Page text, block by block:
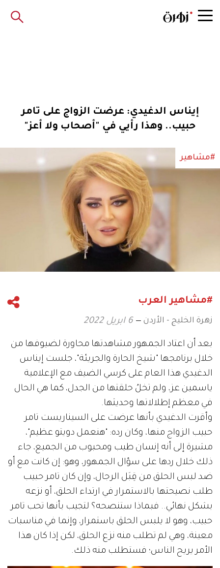
إيناس الدغيدي: عرضت الزواج على تامر
حبيب.. وهذا رأيي في "أصحاب ولا أعز"
#مشاهير
#مشاهير العرب
زهرة الخليج - الأردن 6 ابريل 2022
بعد أن اعتاد الجمهور مشاهدتها محاورة لضيوفها من
خلال برنامجها "شيخ الحارة والجريئة"، جلست إيناس
الدغيدي هذا العام على كرسي الضيف مع الإعلامية
ياسمين عز، ولم تخلُ حلقتها من الجدل، كما هي الحال
في معظم إطلالاتها وحديثها.
وأقرت الدغيدي بأنها عرضت على السيناريست تامر
حبيب الزواج منها، وكان رده: "هنعمل دويتو عظيم"،
مشيرة إلى أنه إنسان طيب ومحبوب من الجميع، جاء
ذلك خلال ردها على سؤال الجمهور، وهو: إن كانت مع أو
ضد لبس الحلق من قِبَل الرجال، وإن كان تامر حبيب
طلب نصيحتها بالاستمرار في ارتداء الحلق، أو نزعه
بشكل نهائي.. فبماذا ستنصحه؟ لتجيب بأنها تحب تامر
حبيب، وهو لا يلبس الحلق باستمرار، وإنما في مناسبات
معينة، وهي لم تطلب منه نزع الحلق، لكن إذا كان هذا
الأمر يريح الناس؛ فستطلب منه ذلك.